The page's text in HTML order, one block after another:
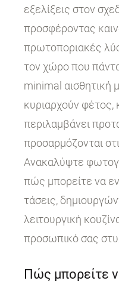
εξελίξεις στον
προσφέροντας
πρωτοποριακές
τον χώρο που
minimal αισθητική
κυριαρχούν φέτος,
περιλαμβάνει
προσαρμόζονται
Ανακαλύψτε
πώς μπορείτε να
τάσεις,
λειτουργική
προσωπικό σας
Πώς μπορείτε